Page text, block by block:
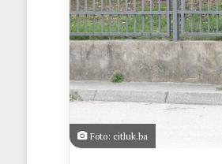
Foto: citluk.ba